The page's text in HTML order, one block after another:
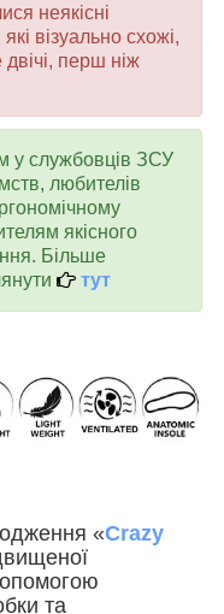
неякісні
візуально схожі,
перш ніж
у службовців ЗСУ
любителів
якісного
Більше
тут
«Crazy
та